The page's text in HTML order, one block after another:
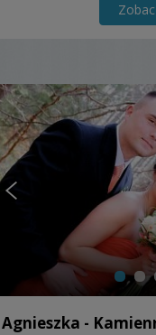
Agnieszka -